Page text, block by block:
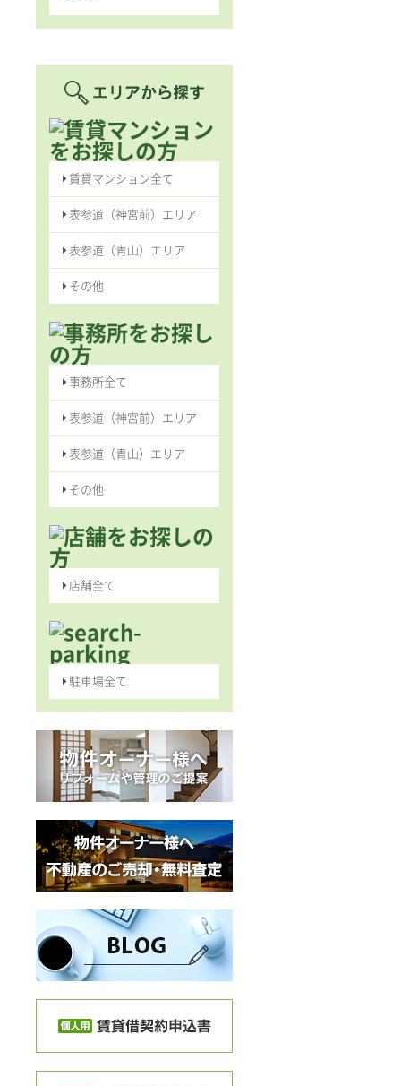
賃貸マンション全て
表参道（神宮前）エリア
表参道（青山）エリア
その他
事務所全て
表参道（神宮前）エリア
表参道（青山）エリア
その他
店舗全て
駐車場全て